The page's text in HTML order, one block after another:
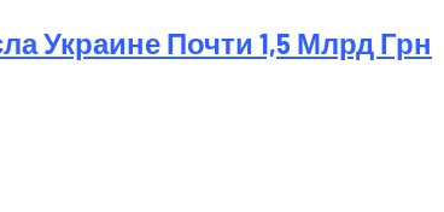
Украине Почти 1,5 Млрд Грн